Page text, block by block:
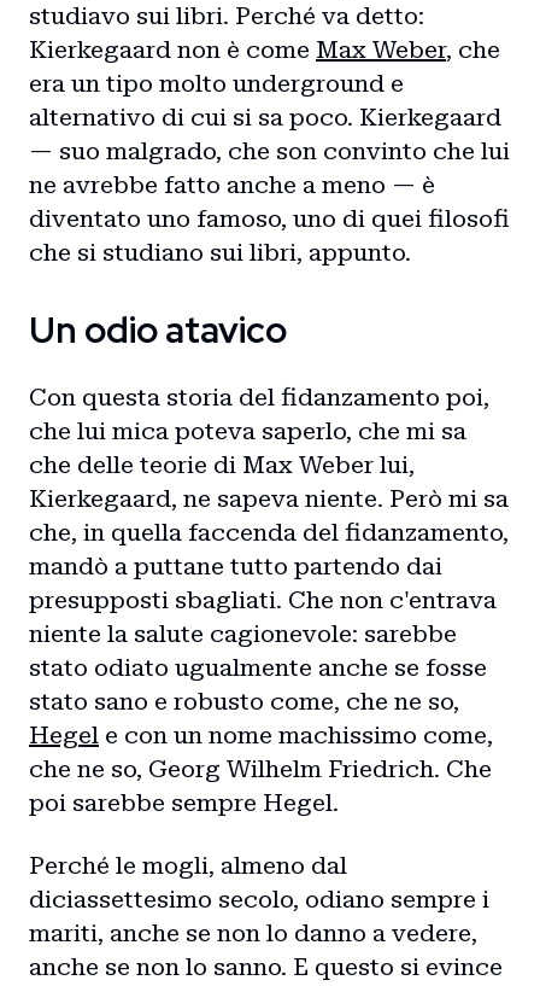
studiavo sui libri. Perché va detto:
Kierkegaard non è come Max Weber, che
era un tipo molto underground e
alternativo di cui si sa poco. Kierkegaard
— suo malgrado, che son convinto che lui
ne avrebbe fatto anche a meno — è
diventato uno famoso, uno di quei filosofi
che si studiano sui libri, appunto.
Un odio atavico
Con questa storia del fidanzamento poi,
che lui mica poteva saperlo, che mi sa
che delle teorie di Max Weber lui,
Kierkegaard, ne sapeva niente. Però mi sa
che, in quella faccenda del fidanzamento,
mandò a puttane tutto partendo dai
presupposti sbagliati. Che non c'entrava
niente la salute cagionevole: sarebbe
stato odiato ugualmente anche se fosse
stato sano e robusto come, che ne so,
Hegel e con un nome machissimo come,
che ne so, Georg Wilhelm Friedrich. Che
poi sarebbe sempre Hegel.
Perché le mogli, almeno dal
diciassettesimo secolo, odiano sempre i
mariti, anche se non lo danno a vedere,
anche se non lo sanno. E questo si evince